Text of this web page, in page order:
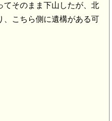
てそのまま下山したが、北
、こちら側に遺構がある可